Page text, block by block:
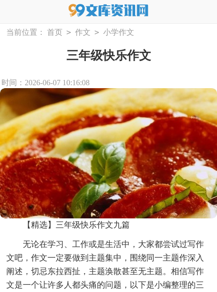
当前位置： 首页 > 作文 > 小学作文
三年级快乐作文
时间：2026-06-07 10:16:08
【精选】三年级快乐作文九篇
无论在学习、工作或是生活中，大家都尝试过写作
文吧，作文一定要做到主题集中，围绕同一主题作深入
阐述，切忌东拉西扯，主题涣散甚至无主题。相信写作
文是一个让许多人都头痛的问题，以下是小编整理的三